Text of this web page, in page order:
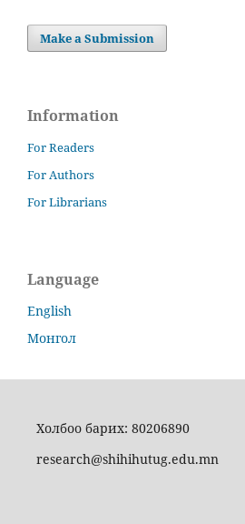
Make a Submission
Information
For Readers
For Authors
For Librarians
Language
English
Монгол
Холбоо барих: 80206890
research@shihihutug.edu.mn